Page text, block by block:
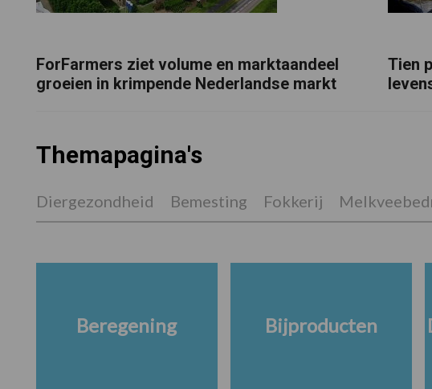
ForFarmers ziet volume en marktaandeel
groeien in krimpende Nederlandse markt
Tien
Themapagina's
Diergezondheid Bemesting Fokkerij
Beregening Bijproducten